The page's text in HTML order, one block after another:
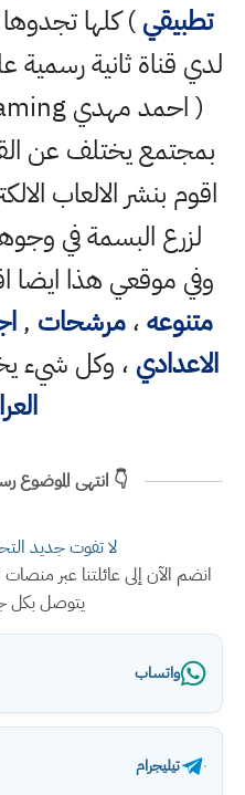
تطبيقي) كلها تجدوها
لدي قناة ثانية رسمية
بمجتمع يختلف عن
اقوم بنشر الالعاب
لزرع البسمة في
وفي موقعي هذا ايضا
متنوعه،مرشحات ,
الاعدادي ، وكل
👇 انتهى الموضوع
لا تفوت جديد
انضم الآن إلى عائلتنا عبر
يتوصل بكل
واتساب
تيليجرام